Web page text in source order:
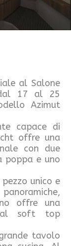
al Salone
17 al 25
Azimut
capace di
offre una
con due
poppa e uno
unico e
offre una
al soft top
tavolo